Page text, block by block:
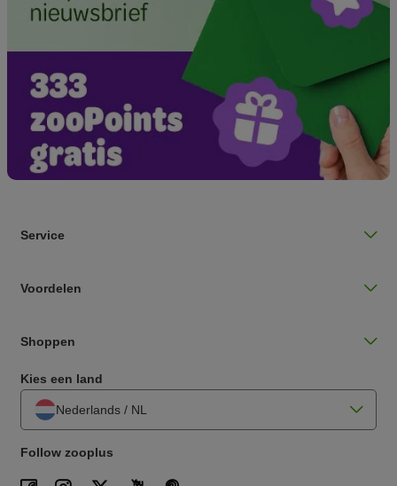
Service
Voordelen
Shoppen
Kies een land
Nederlands / NL
Follow zooplus